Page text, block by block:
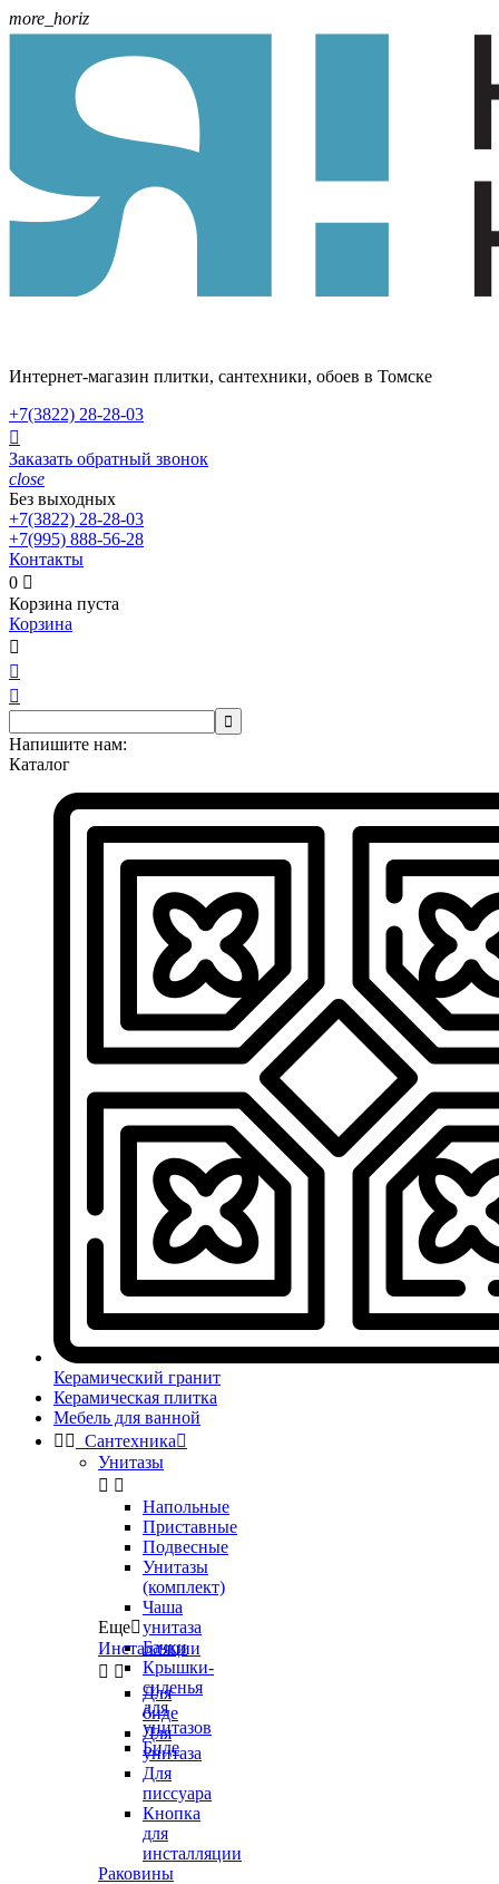
more_horiz
Интернет-магазин плитки, сантехники, обоев в Томске
+7(3822) 28-28-03

Заказать обратный звонок
close
Без выходных
+7(3822) 28-28-03
+7(995) 888-56-28
Контакты
0 
Корзина пуста
Корзина




Напишите нам:
Каталог
Керамический гранит
Керамическая плитка
Мебель для ванной
  Сантехника
Унитазы
 
Напольные
Приставные
Подвесные
Унитазы
(комплект)
Чаша
унитаза
Бачки
Крышки-
сиденья
для
унитазов
Биде
Еще
Инсталляции
 
Для
биде
Для
унитаза
Для
писсуара
Кнопка
для
инсталляции
Раковины